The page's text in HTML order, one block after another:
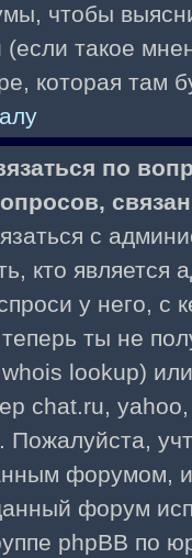
чтобы
такое
которая там
по
с
кто является
у него, с
ты не
lookup)
chat.ru,
форумом,
форум
phpBB по